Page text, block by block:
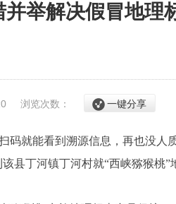
举解决假冒地理
浏览次数： 一键分享
码就能看到溯源信息，再也没人
县丁河镇丁河村就“西峡猕猴桃”